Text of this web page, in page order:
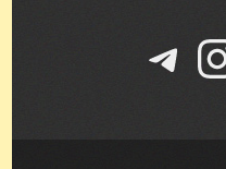
تلگرام